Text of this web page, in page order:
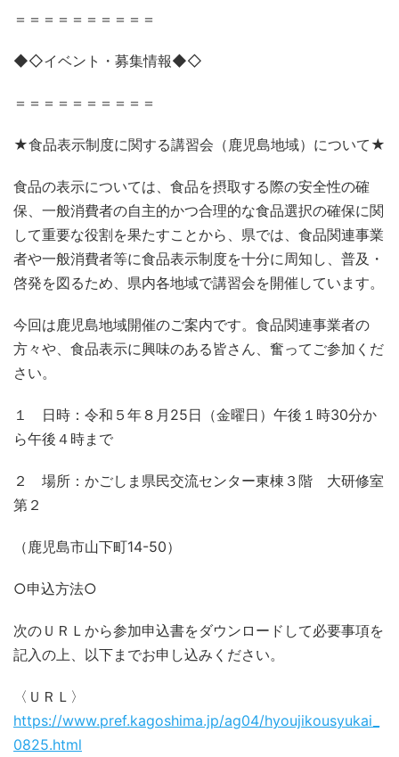
＝＝＝＝＝＝＝＝＝＝
◆◇イベント・募集情報◆◇
＝＝＝＝＝＝＝＝＝＝
★食品表示制度に関する講習会（鹿児島地域）について★
食品の表示については、食品を摂取する際の安全性の確
保、一般消費者の自主的かつ合理的な食品選択の確保に関
して重要な役割を果たすことから、県では、食品関連事業
者や一般消費者等に食品表示制度を十分に周知し、普及・
啓発を図るため、県内各地域で講習会を開催しています。
今回は鹿児島地域開催のご案内です。食品関連事業者の
方々や、食品表示に興味のある皆さん、奮ってご参加くだ
さい。
１ 日時：令和５年８月25日（金曜日）午後１時30分か
ら午後４時まで
２ 場所：かごしま県民交流センター東棟３階 大研修室
第２
（鹿児島市山下町14-50）
○申込方法○
次のＵＲＬから参加申込書をダウンロードして必要事項を
記入の上、以下までお申し込みください。
〈ＵＲＬ〉
https://www.pref.kagoshima.jp/ag04/hyoujikousyukai_
0825.html